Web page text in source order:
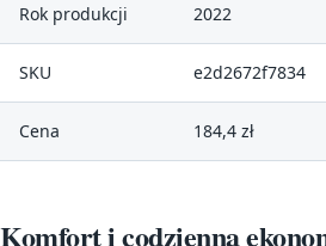
Rok produkcji 2022
SKU e2d2672f7834
Cena 184,4 zł
Komfort i codzienna